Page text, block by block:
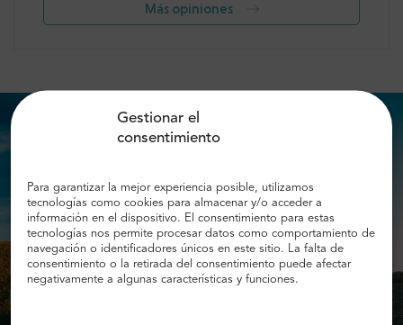
Gestionar el
consentimiento
Para garantizar la mejor experiencia posible, utilizamos
tecnologías como cookies para almacenar y/o acceder a
información en el dispositivo. El consentimiento para estas
tecnologías nos permite procesar datos como comportamiento de
navegación o identificadores únicos en este sitio. La falta de
consentimiento o la retirada del consentimiento puede afectar
negativamente a algunas características y funciones.
Más opiniones